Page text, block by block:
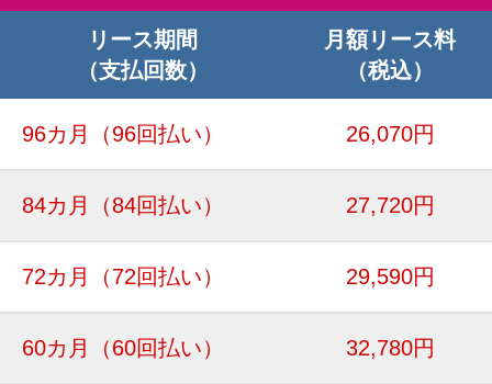
リース期間
（支払回数）
月額リース料
（税込）
96カ月 （96回払い） 26,070円
84カ月 （84回払い） 27,720円
72カ月 （72回払い） 29,590円
60カ月 （60回払い） 32,780円